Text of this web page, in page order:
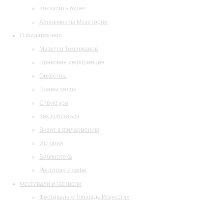
Как купить билет
Абонементы Музитория
О филармонии
Маэстро Темирканов
Правовая информация
Оркестры
Планы залов
Структура
Как добраться
Визит в филармонию
История
Библиотека
Ресторан и кафе
Фестивали и гастроли
Фестиваль «Площадь Искусств»